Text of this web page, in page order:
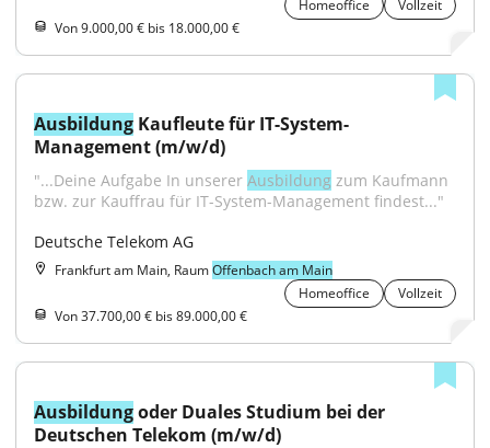
Homeoffice
Vollzeit
Von 9.000,00 € bis 18.000,00 €
Ausbildung Kaufleute für IT-System-
Management (m/w/d)
"...Deine Aufgabe In unserer Ausbildung zum Kaufmann
bzw. zur Kauffrau für IT-System-Management findest..."
Deutsche Telekom AG
Frankfurt am Main, RaumOffenbach am Main
Homeoffice
Vollzeit
Von 37.700,00 € bis 89.000,00 €
Ausbildung oder Duales Studium bei der
Deutschen Telekom (m/w/d)